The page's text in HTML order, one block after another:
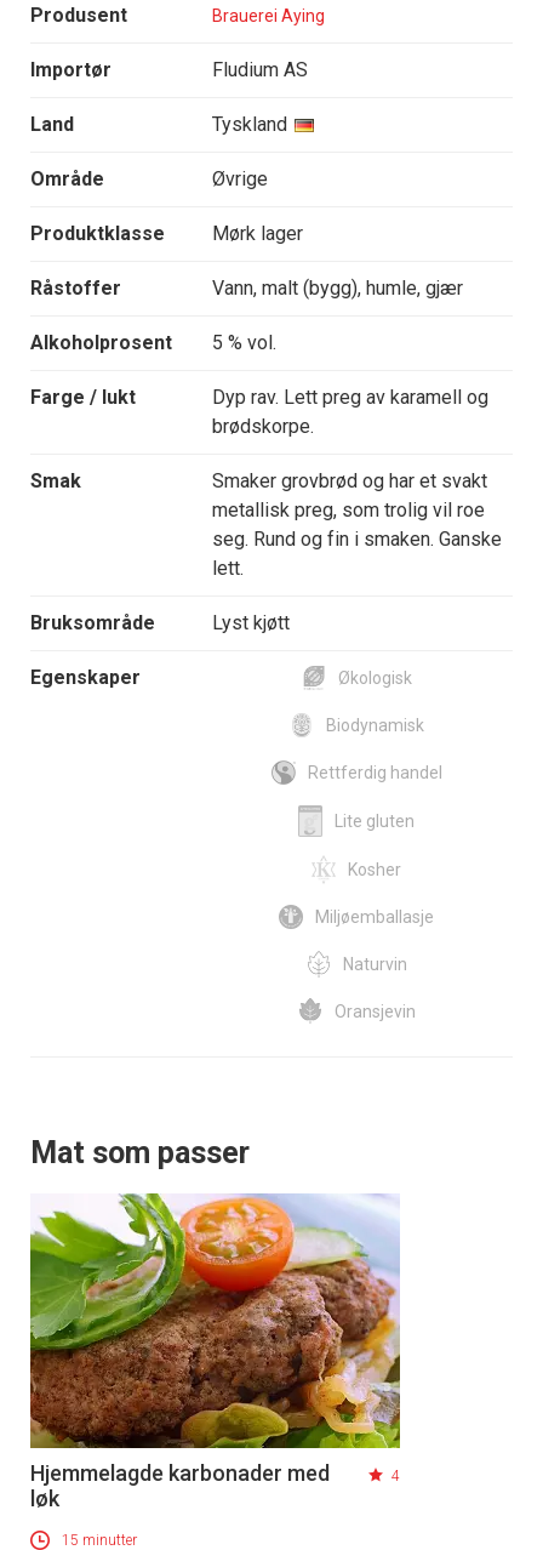
Produsent Brauerei Aying
Importør Fludium AS
Land Tyskland
Område Øvrige
Produktklasse Mørk lager
Råstoffer Vann, malt (bygg), humle, gjær
Alkoholprosent 5 % vol.
Farge / lukt
Dyp rav. Lett preg av karamell og
brødskorpe.
Smak
Smaker grovbrød og har et svakt
metallisk preg, som trolig vil roe
seg. Rund og fin i smaken. Ganske
lett.
Bruksområde Lyst kjøtt
Egenskaper Økologisk
Biodynamisk
Rettferdig handel
Lite gluten
Kosher
Miljøemballasje
Naturvin
Oransjevin
Mat som passer
Hjemmelagde karbonader med
løk
4
15 minutter